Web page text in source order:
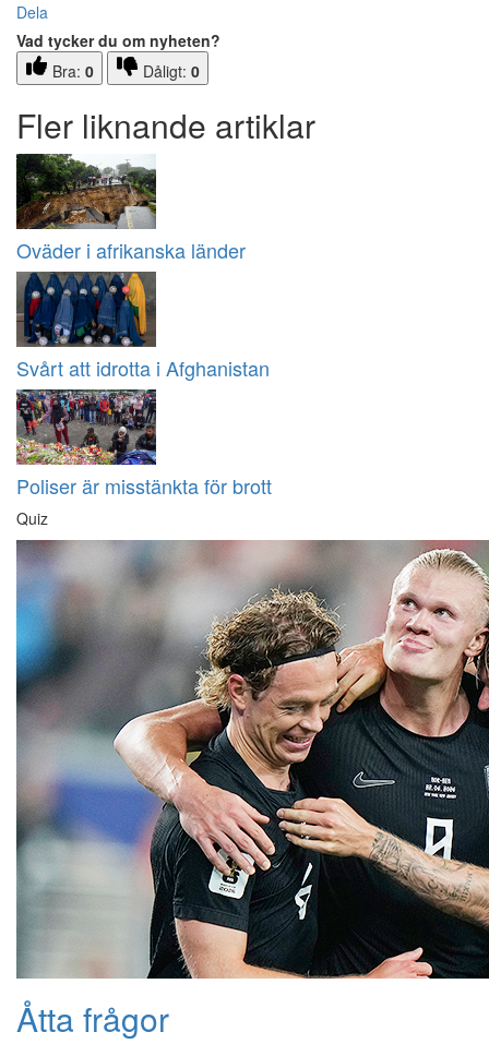
Dela
Vad tycker du om nyheten?
Bra: 0 Dåligt: 0
Fler liknande artiklar
Oväder i afrikanska länder
Svårt att idrotta i Afghanistan
Poliser är misstänkta för brott
Quiz
Åtta frågor